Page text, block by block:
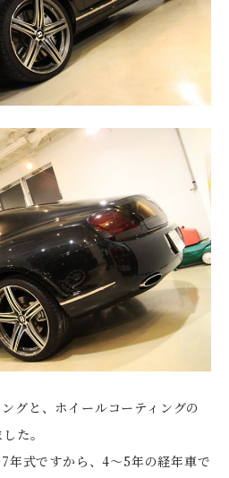
グと、ホイールコーティングの
た。
年式ですから、4～5年の経年車で